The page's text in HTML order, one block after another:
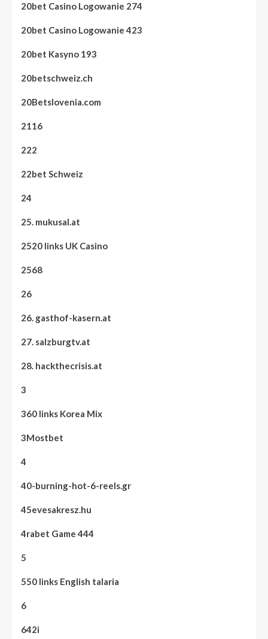
20bet Casino Logowanie 274
20bet Casino Logowanie 423
20bet Kasyno 193
20betschweiz.ch
20Betslovenia.com
2116
222
22bet Schweiz
24
25. mukusal.at
2520 links UK Casino
2568
26
26. gasthof-kasern.at
27. salzburgtv.at
28. hackthecrisis.at
3
360 links Korea Mix
3Mostbet
4
40-burning-hot-6-reels.gr
45evesakresz.hu
4rabet Game 444
5
550 links English talaria
6
642i